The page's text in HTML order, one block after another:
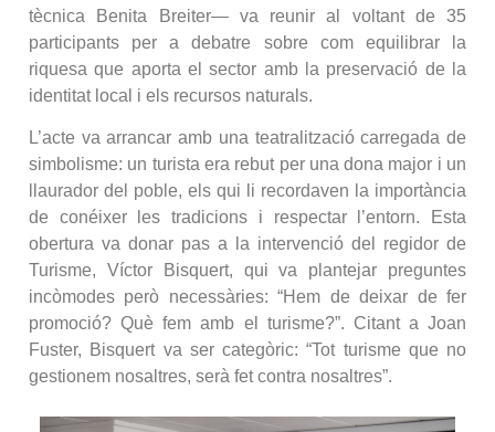
tècnica Benita Breiter— va reunir al voltant de 35
participants per a debatre sobre com equilibrar la
riquesa que aporta el sector amb la preservació de la
identitat local i els recursos naturals.
L’acte va arrancar amb una teatralització carregada de
simbolisme: un turista era rebut per una dona major i un
llaurador del poble, els qui li recordaven la importància
de conéixer les tradicions i respectar l’entorn. Esta
obertura va donar pas a la intervenció del regidor de
Turisme, Víctor Bisquert, qui va plantejar preguntes
incòmodes però necessàries: “Hem de deixar de fer
promoció? Què fem amb el turisme?”. Citant a Joan
Fuster, Bisquert va ser categòric: “Tot turisme que no
gestionem nosaltres, serà fet contra nosaltres”.